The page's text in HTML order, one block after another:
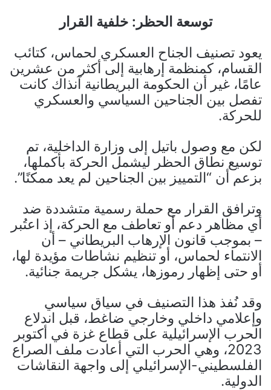
توسعة الحظر: خلفية القرار
يعود تصنيف الجناح العسكري لحماس، كتائب
القسام، كمنظمة إرهابية إلى أكثر من عشرين
عامًا، غير أن الحكومة البريطانية آنذاك كانت
تفصل بين الجناحين السياسي والعسكري
للحركة.
لكن مع وصول باتيل إلى وزارة الداخلية، تم
توسيع نطاق الحظر ليشمل الحركة بأكملها،
بزعم أن “التمييز بين الجناحين لم يعد ممكنًا”.
وترافق القرار مع حملة رسمية متشددة ضد
أي مظاهر دعم أو تعاطف مع الحركة، إذ اعتُبر
– بموجب قانون الإرهاب البريطاني – أن
الانتماء لحماس، أو تنظيم نشاطات مؤيدة لها،
أو حتى إظهار رموزها، يشكل جريمة جنائية.
وقد نُفذ هذا التصنيف في سياق سياسي
وإعلامي داخلي وخارجي ضاغط، قبل اندلاع
الحرب الإسرائيلية على قطاع غزة في أكتوبر
2023، وهي الحرب التي أعادت ملف الصراع
الفلسطيني-الإسرائيلي إلى واجهة النقاشات
الدولية.